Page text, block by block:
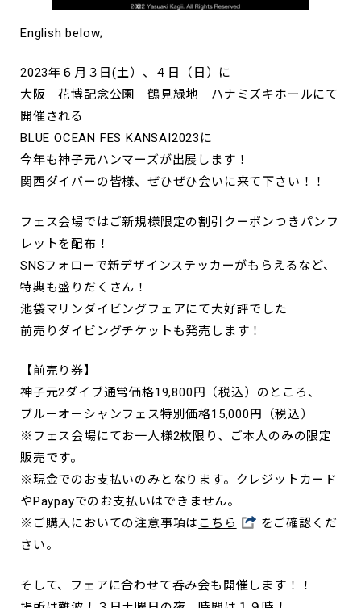
English below;
2023年６月３日(土）、４日（日）に
大阪 花博記念公園 鶴見緑地 ハナミズキホールにて
開催される
BLUE OCEAN FES KANSAI2023に
今年も神子元ハンマーズが出展します！
関西ダイバーの皆様、ぜひぜひ会いに来て下さい！！
フェス会場ではご新規様限定の割引クーポンつきパンフ
レットを配布！
SNSフォローで新デザインステッカーがもらえるなど、
特典も盛りだくさん！
池袋マリンダイビングフェアにて大好評でした
前売りダイビングチケットも発売します！
【前売り券】
神子元2ダイブ通常価格19,800円（税込）のところ、
ブルーオーシャンフェス特別価格15,000円（税込）
※フェス会場にてお一人様2枚限り、ご本人のみの限定
販売です。
※現金でのお支払いのみとなります。クレジットカード
やPaypayでのお支払いはできません。
※ご購入においての注意事項は こちら
をご確認くだ
さい。
そして、フェアに合わせて呑み会も開催します！！